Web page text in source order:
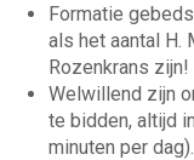
Formatie
als het aantal H.
Rozenkrans zijn!
Welwillend zijn
te bidden, altijd
minuten per